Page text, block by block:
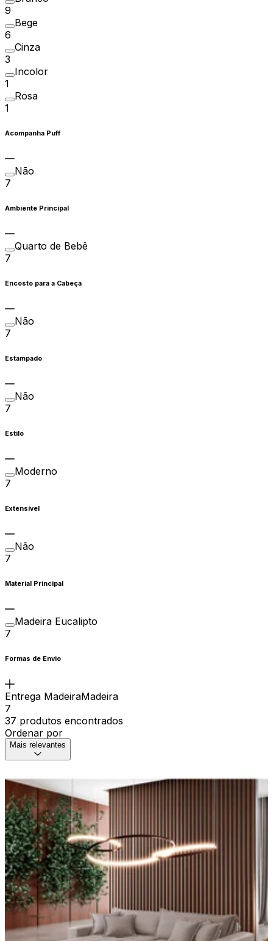
9
Bege
6
Cinza
3
Incolor
1
Rosa
1
Acompanha Puff
Não
7
Ambiente Principal
Quarto de Bebê
7
Encosto para a Cabeça
Não
7
Estampado
Não
7
Estilo
Moderno
7
Extensível
Não
7
Material Principal
Madeira Eucalipto
7
Formas de Envio
Entrega MadeiraMadeira
7
37 produtos encontrados
Ordenar por
Mais relevantes